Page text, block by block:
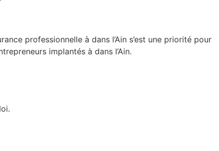
professionnelle à dans l’Ain s’est une priorité pour
implantés à dans l’Ain.